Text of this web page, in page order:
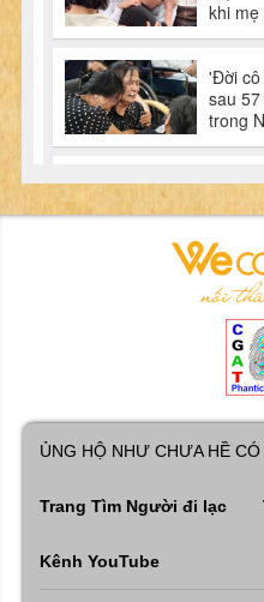
ỦNG HỘ NHƯ CHƯA HỀ CÓ
Trang Tìm Người đi lạc
Kênh YouTube